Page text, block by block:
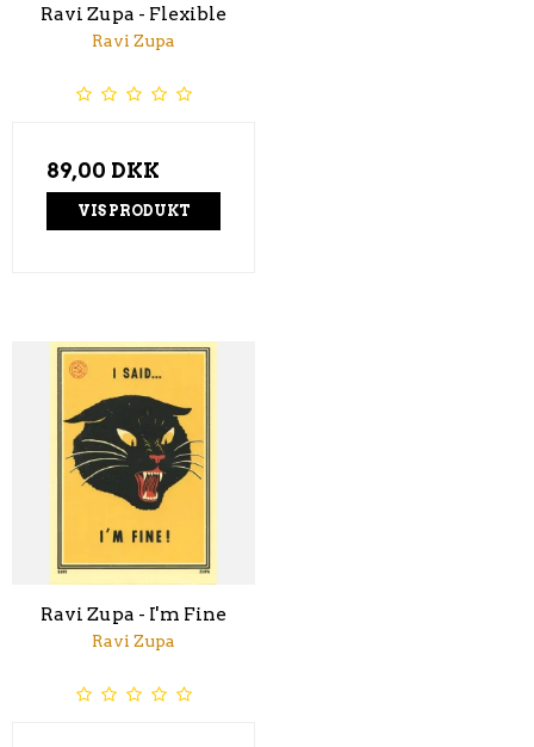
Ravi Zupa - Flexible
Ravi Zupa
89,00 DKK
VIS PRODUKT
Ravi Zupa - I'm Fine
Ravi Zupa